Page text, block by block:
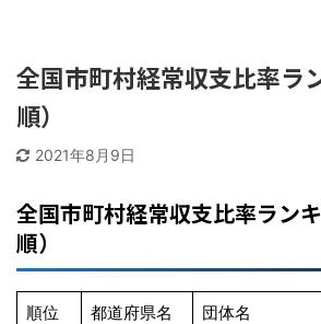
全国市町村経常収支比率ラ
順）
2021年8月9日
全国市町村経常収支比率ラン
順）
順位 都道府県名 団体名